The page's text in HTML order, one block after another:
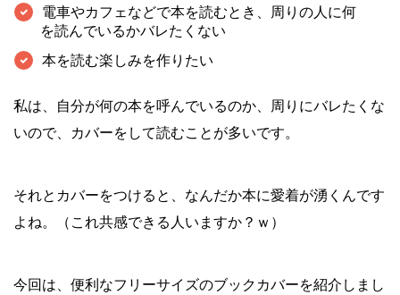
電車やカフェなどで本を読むとき、周りの人に何
を読んでいるかバレたくない
本を読む楽しみを作りたい
私は、自分が何の本を呼んでいるのか、周りにバレたくな
いので、カバーをして読むことが多いです。
それとカバーをつけると、なんだか本に愛着が湧くんです
よね。（これ共感できる人いますか？ｗ）
今回は、便利なフリーサイズのブックカバーを紹介しまし